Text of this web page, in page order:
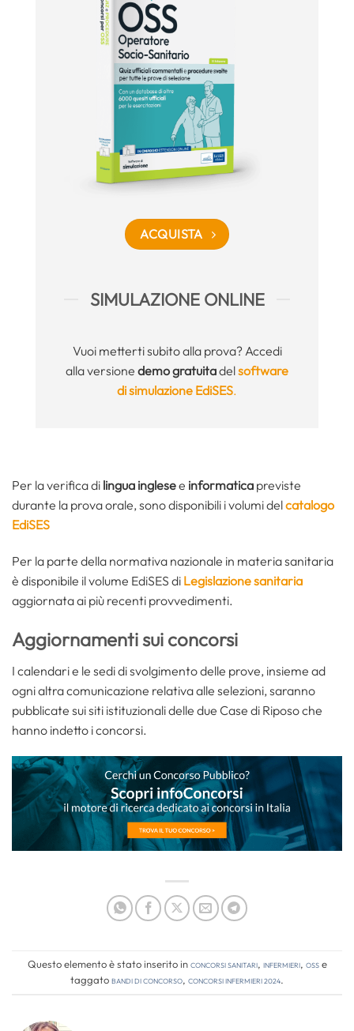
ACQUISTA
SIMULAZIONE ONLINE
Vuoi metterti subito alla prova? Accedi
alla versione demo gratuitadelsoftware
di simulazione EdiSES.
Per la verifica di lingua inglesee informatica previste
durante la prova orale, sono disponibili i volumi delcatalogo
EdiSES
Per la parte della normativa nazionale in materia sanitaria
è disponibile il volume EdiSES di Legislazione sanitaria
aggiornata ai più recenti provvedimenti.
Aggiornamenti sui concorsi
I calendari e le sedi di svolgimento delle prove, insieme ad
ogni altra comunicazione relativa alle selezioni, saranno
pubblicate sui siti istituzionali delle due Case di Riposo che
hanno indetto i concorsi.
Questo elemento è stato inserito inConcorsi Sanitari, Infermieri, OSSe
taggatobandi di concorso, concorsi infermieri 2024.